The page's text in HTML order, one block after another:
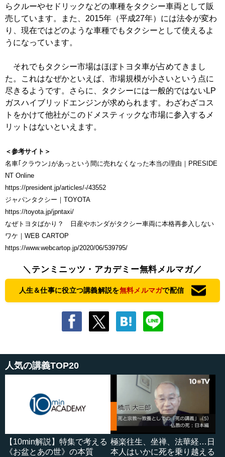
らクルーやセドリックなどの車種をタクシー車両として販
売しています。また、2015年（平成27年）には法令が変わ
り、現在ではどのような車種でもタクシーとして使えるよ
うになっています。
それでもタクシー市場はほぼトヨタ車が占めてきまし
た。これはなぜかといえば、市場規模が小さいという点に
尽きるようです。さらに、タクシーには一般的ではないLP
ガスハイブリッドエンジンが求められます。わざわざコス
トをかけて他社がこのドメスティックな市場に参入するメ
リットはないといえます。
＜参考サイト＞
名車｢クラウン｣があっという間に売れなくなった本当の理由｜PRESIDE
NT Online
https://president.jp/articles/-/43552
ジャパンタクシー｜TOYOTA
https://toyota.jp/jpntaxi/
なぜトヨタばかり？ 日産やホンダがタクシー車両に本格再参入しない
ワケ｜WEB CARTOP
https://www.webcartop.jp/2020/06/539795/
＼テンミニッツ・アカデミー無料メルマガ／
人生＆仕事に役立つ講義解説を無料メルマガで配信
人気の講義TOP20
【10min解説】特集で考える
《お盆とあの世》の本質
極楽往生、坐禅、法華経…日
本人はいかに死を乗り越える